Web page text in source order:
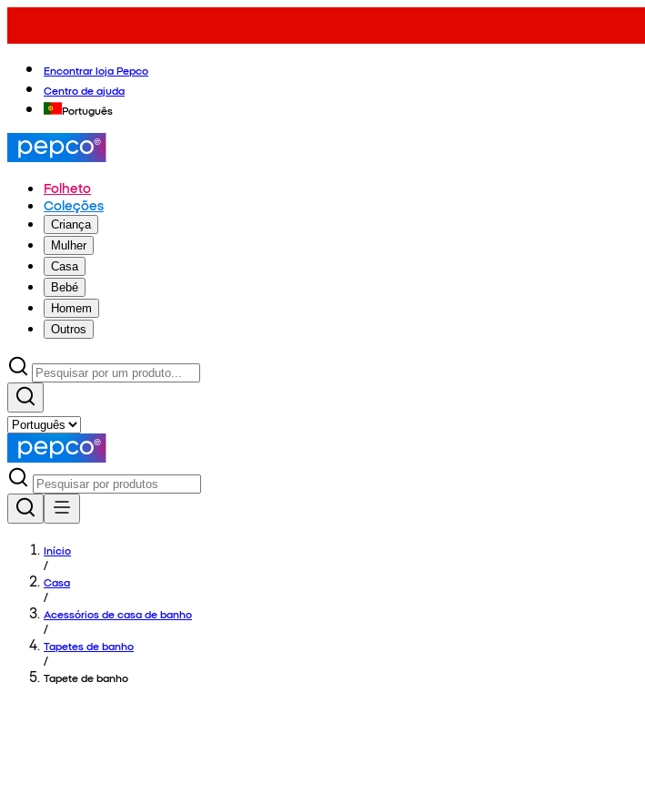
Encontrar loja Pepco
Centro de ajuda
Português
Folheto
Coleções
Criança
Mulher
Casa
Bebé
Homem
Outros
Início
/
Casa
/
Acessórios de casa de banho
/
Tapetes de banho
/
Tapete de banho